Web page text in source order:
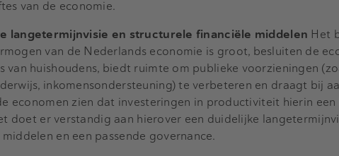
van de economie.
langetermijnvisie en structurele financiële middelen Het
van de Nederlands economie is groot, besluiten de
van huishoudens, biedt ruimte om publieke voorzieningen
inkomensondersteuning) te verbeteren en draagt bij
economen zien dat investeringen in productiviteit hierin een
doet er verstandig aan hierover een duidelijke
en een passende governance.